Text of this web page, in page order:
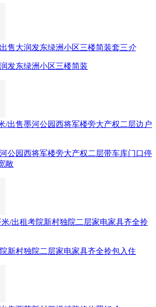
售大润发东绿洲小区三楼简装套三介
发东绿洲小区三楼简装
/出售墨河公园西将军楼旁大产权二层边户
公园西将军楼旁大产权二层带车库门口停
敞
米/出租考院新村独院二层家电家具齐全拎
新村独院二层家电家具齐全拎包入住